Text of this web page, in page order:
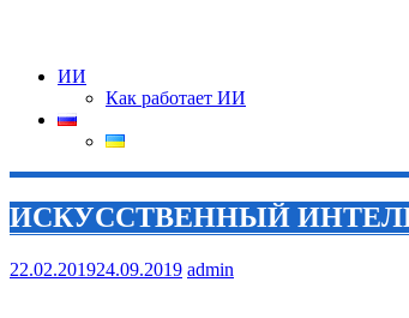
ИИ
Как работает ИИ
ИСКУССТВЕННЫЙ
22.02.201924.09.2019 admin